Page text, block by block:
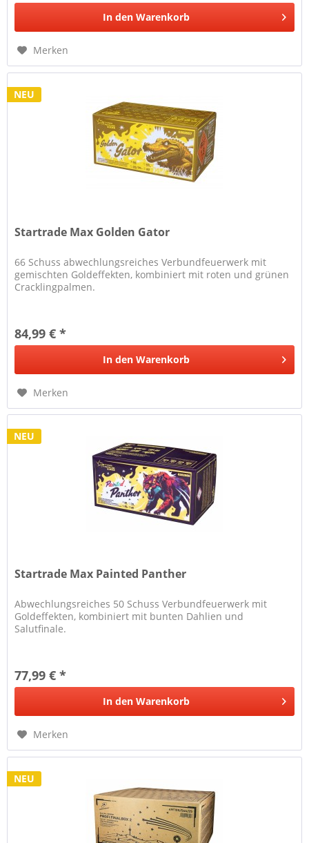
In den Warenkorb
Merken
NEU
Startrade Max Golden Gator
66 Schuss abwechlungsreiches Verbundfeuerwerk mit
gemischten Goldeffekten, kombiniert mit roten und grünen
Cracklingpalmen.
84,99 € *
In den Warenkorb
Merken
NEU
Startrade Max Painted Panther
Abwechlungsreiches 50 Schuss Verbundfeuerwerk mit
Goldeffekten, kombiniert mit bunten Dahlien und
Salutfinale.
77,99 € *
In den Warenkorb
Merken
NEU